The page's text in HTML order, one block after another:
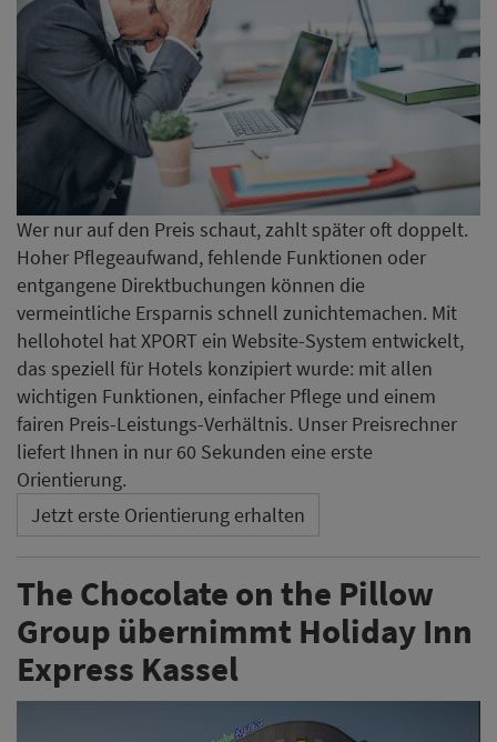
Wer nur auf den Preis schaut, zahlt später oft doppelt.
Hoher Pflegeaufwand, fehlende Funktionen oder
entgangene Direktbuchungen können die
vermeintliche Ersparnis schnell zunichtemachen. Mit
hellohotel hat XPORT ein Website-System entwickelt,
das speziell für Hotels konzipiert wurde: mit allen
wichtigen Funktionen, einfacher Pflege und einem
fairen Preis-Leistungs-Verhältnis. Unser Preisrechner
liefert Ihnen in nur 60 Sekunden eine erste
Orientierung.
Jetzt erste Orientierung erhalten
The Chocolate on the Pillow
Group übernimmt Holiday Inn
Express Kassel